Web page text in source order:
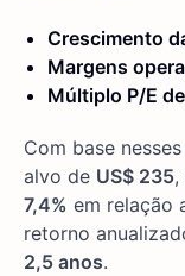
Crescimento
Margens
Múltiplo P/E
Com base
alvo de US$ 235,
7,4% em relação
retorno
2,5 anos.